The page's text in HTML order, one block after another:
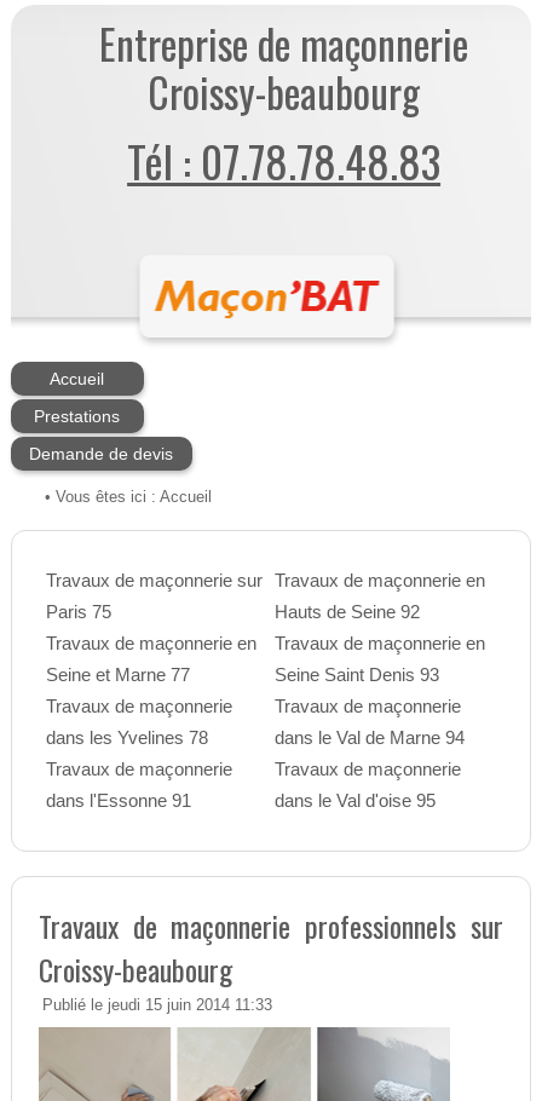
Entreprise de maçonnerie
Croissy-beaubourg
Tél : 07.78.78.48.83
Accueil
Prestations
Demande de devis
• Vous êtes ici : Accueil
Travaux de maçonnerie sur
Paris 75
Travaux de maçonnerie en
Seine et Marne 77
Travaux de maçonnerie
dans les Yvelines 78
Travaux de maçonnerie
dans l'Essonne 91
Travaux de maçonnerie en
Hauts de Seine 92
Travaux de maçonnerie en
Seine Saint Denis 93
Travaux de maçonnerie
dans le Val de Marne 94
Travaux de maçonnerie
dans le Val d'oise 95
Travaux de maçonnerie professionnels sur
Croissy-beaubourg
Publié le jeudi 15 juin 2014 11:33